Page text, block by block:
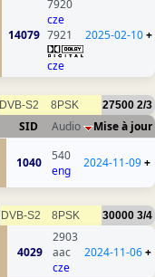
14079
7920
cze
7921
cze
2025-02-10+
DVB-S2 8PSK 27500 2/3
SID Audio
Mise à jour
1040
540
eng
2024-11-09+
DVB-S2 8PSK 30000 3/4
4029
2903
aac
cze
2024-11-06+